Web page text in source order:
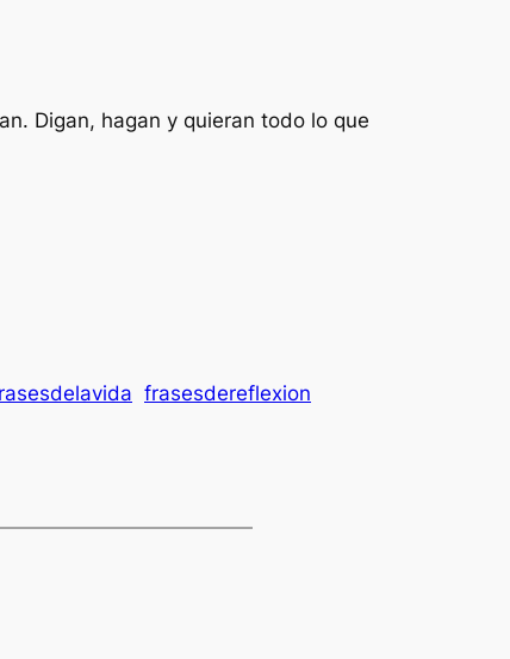
Digan, hagan y quieran todo lo que
frasesdereflexion